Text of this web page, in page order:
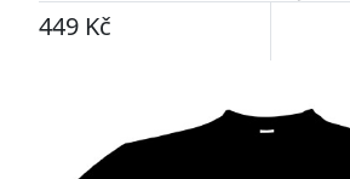
449 Kč